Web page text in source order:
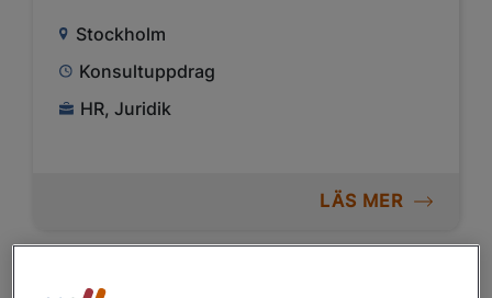
Stockholm
Konsultuppdrag
HR, Juridik
LÄS MER
22/07/2026